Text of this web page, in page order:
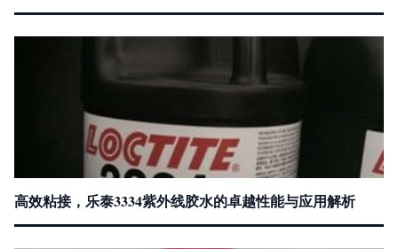
高效粘接，乐泰3334紫外线胶水的卓越性能与应用解析